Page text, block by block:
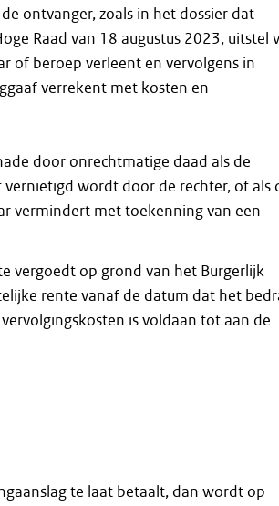
ontvanger, zoals in het dossier dat
Raad van 18 augustus 2023, uitstel
of beroep verleent en vervolgens in
verrekent met kosten en
door onrechtmatige daad als de
wordt door de rechter, of als
vermindert met toekenning van een
vergoedt op grond van het Burgerlijk
rente vanaf de datum dat het
is voldaan tot aan de
te laat betaalt, dan wordt op